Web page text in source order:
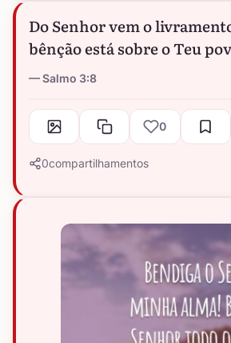
Do Senhor vem o
bênção está sobre o Teu
Salmo 3:8
0
0compartilhamentos